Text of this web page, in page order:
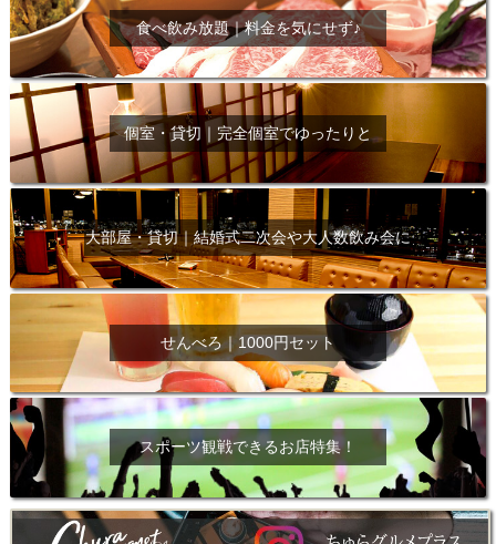
食べ飲み放題｜料金を気にせず♪
個室・貸切｜完全個室でゆったりと
大部屋・貸切｜結婚式二次会や大人数飲み会に
せんべろ｜1000円セット
スポーツ観戦できるお店特集！